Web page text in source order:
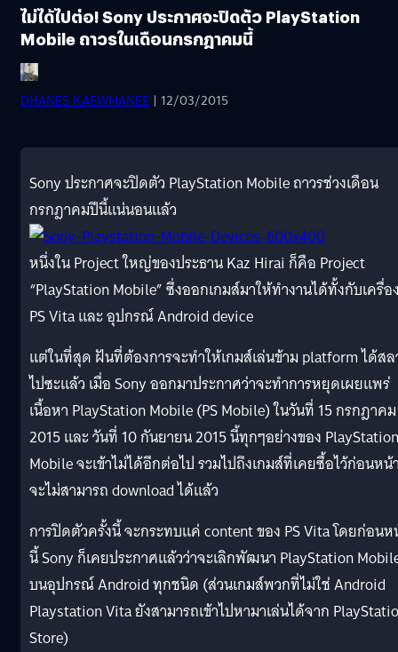
ไม่ได้ไปต่อ! Sony ประกาศจะปิดตัว PlayStation
Mobile ถาวรในเดือนกรกฎาคมนี้
DHANES KAEWMANEE | 12/03/2015
Sony ประกาศจะปิดตัว PlayStation Mobile ถาวรช่วงเดือน
กรกฎาคมปีนี้แน่นอนแล้ว
หนึ่งใน Project ใหญ่ของประธาน Kaz Hirai ก็คือ Project
“PlayStation Mobile” ซึ่งออกเกมส์มาให้ทำงานได้ทั้งกับเครื่อ
PS Vita และ อุปกรณ์ Android device
แต่ในที่สุด ฝันที่ต้องการจะทำให้เกมส์เล่นข้าม platform ได้ส
ไปซะแล้ว เมื่อ Sony ออกมาประกาศว่าจะทำการหยุดเผยแพร่
เนื้อหา PlayStation Mobile (PS Mobile) ในวันที่ 15 กรกฎาคม
2015 และ วันที่ 10 กันยายน 2015 นี้ทุกๆอย่างของ PlayStation
Mobile จะเข้าไม่ได้อีกต่อไป รวมไปถึงเกมส์ที่เคยซื้อไว้ก่อนหน้
จะไม่สามารถ download ได้แล้ว
การปิดตัวครั้งนี้ จะกระทบแค่ content ของ PS Vita โดยก่อนห
นี้ Sony ก็เคยประกาศแล้วว่าจะเลิกพัฒนา PlayStation
บนอุปกรณ์ Android ทุกชนิด (ส่วนเกมส์พวกที่ไม่ใช่ Android
Playstation Vita ยังสามารถเข้าไปหามาเล่นได้จาก
Store)